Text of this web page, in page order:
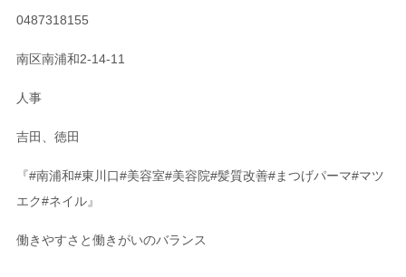
0487318155
南区南浦和2-14-11
人事
吉田、徳田
『#南浦和#東川口#美容室#美容院#髪質改善#まつげパーマ#マツ
エク#ネイル』
働きやすさと働きがいのバランス